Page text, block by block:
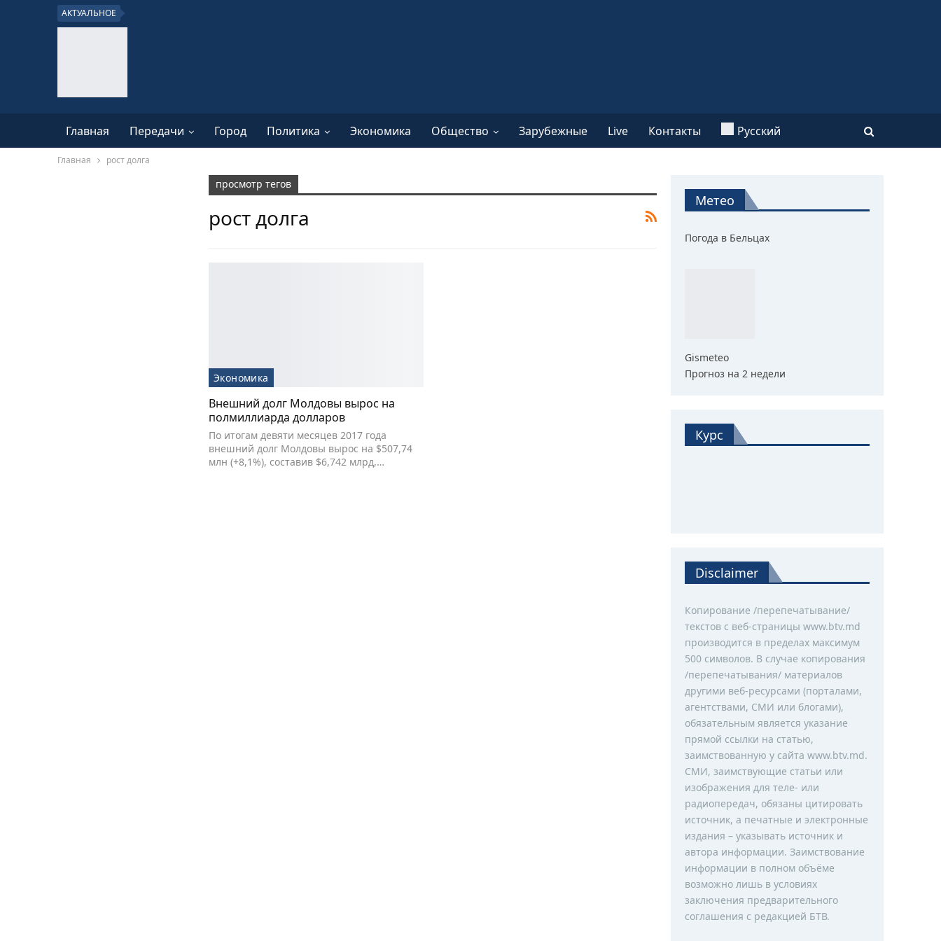
АКТУАЛЬНОЕ
Главная Передачи Город Политика Экономика Общество Зарубежные Live Контакты Русский
Главная рост долга
просмотр тегов
рост долга
Экономика
Внешний долг Молдовы вырос на
полмиллиарда долларов
По итогам девяти месяцев 2017 года
внешний долг Молдовы вырос на $507,74
млн (+8,1%), составив $6,742 млрд,…
Метео
Погода в Бельцах
Gismeteo
Прогноз на 2 недели
Курс
Disclaimer
Копирование /перепечатывание/
текстов с веб-страницы www.btv.md
производится в пределах максимум
500 символов. В случае копирования
/перепечатывания/ материалов
другими веб-ресурсами (порталами,
агентствами, СМИ или блогами),
обязательным является указание
прямой ссылки на статью,
заимствованную у сайта www.btv.md.
СМИ, заимствующие статьи или
изображения для теле- или
радиопередач, обязаны цитировать
источник, а печатные и электронные
издания – указывать источник и
автора информации. Заимствование
информации в полном объёме
возможно лишь в условиях
заключения предварительного
соглашения с редакцией БТВ.